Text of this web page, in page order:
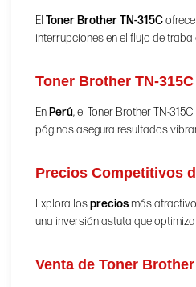
El Toner Brother TN-315C
interrupciones en el flujo de
Toner Brother TN-
En Perú, el Toner Brother TN-
páginas asegura resultados
Precios Competitivos
Explora losprecios más
una inversión astuta que
Venta de Toner